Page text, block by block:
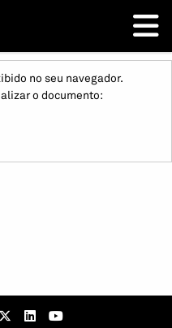
no seu navegador.
o documento: